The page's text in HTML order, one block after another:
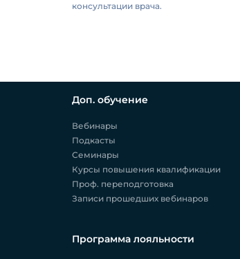
консультации врача.
Доп. обучение
Вебинары
Подкасты
Семинары
Курсы повышения квалификации
Проф. переподготовка
Записи прошедших вебинаров
Программа лояльности